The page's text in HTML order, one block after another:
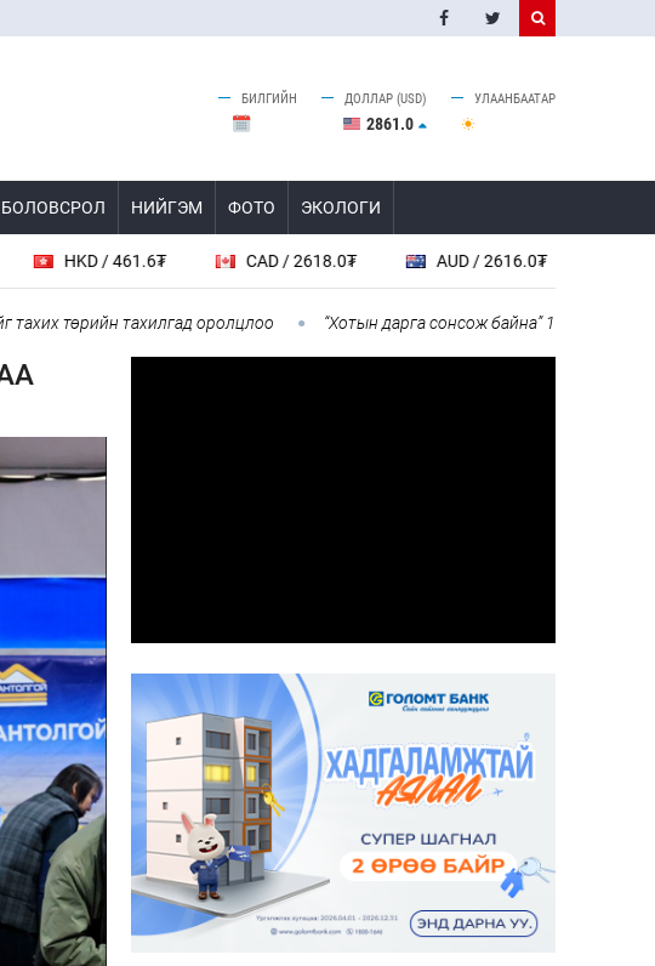
БИЛГИЙН ДОЛЛАР (USD)
2861.0
УЛААНБААТАР
БОЛОВСРОЛ НИЙГЭМ ФОТО ЭКОЛОГИ
HKD / 461.6₮ CAD / 2618.0₮ AUD / 2616.0₮
төрийн тахилгад оролцлоо “Хотын дарга сонсож байна” 150150 тусгай